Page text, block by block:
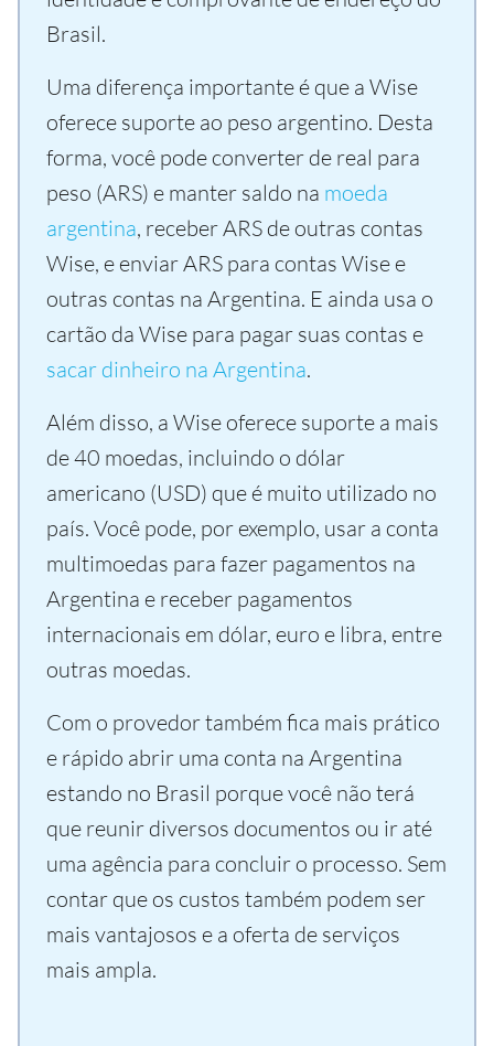
Brasil.
Uma diferença importante é que a Wise
oferece suporte ao peso argentino. Desta
forma, você pode converter de real para
peso (ARS) e manter saldo na moeda
argentina, receber ARS de outras contas
Wise, e enviar ARS para contas Wise e
outras contas na Argentina. E ainda usa o
cartão da Wise para pagar suas contas e
sacar dinheiro na Argentina.
Além disso, a Wise oferece suporte a mais
de 40 moedas, incluindo o dólar
americano (USD) que é muito utilizado no
país. Você pode, por exemplo, usar a conta
multimoedas para fazer pagamentos na
Argentina e receber pagamentos
internacionais em dólar, euro e libra, entre
outras moedas.
Com o provedor também fica mais prático
e rápido abrir uma conta na Argentina
estando no Brasil porque você não terá
que reunir diversos documentos ou ir até
uma agência para concluir o processo. Sem
contar que os custos também podem ser
mais vantajosos e a oferta de serviços
mais ampla.